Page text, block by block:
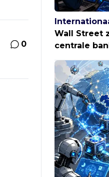
0
Wall Street
centrale